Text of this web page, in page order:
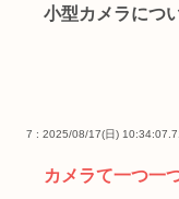
小型カメラにつ
7 : 2025/08/17(日)
カメラて一つ一